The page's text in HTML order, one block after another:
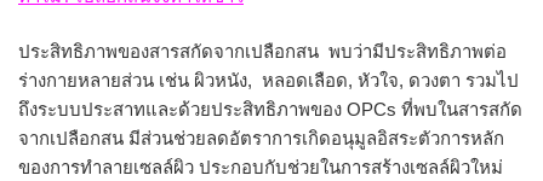
ประสิทธิภาพของสารสกัดจากเปลือกสน พบว่ามีประสิทธิภาพต่อ
ร่างกายหลายส่วน เช่น ผิวหนัง, หลอดเลือด, หัวใจ, ดวงตา รวมไป
ถึงระบบประสาทและด้วยประสิทธิภาพของ OPCs ที่พบในสารสกัด
จากเปลือกสน มีส่วนช่วยลดอัตราการเกิดอนุมูลอิสระตัวการหลัก
ของการทำลายเซลล์ผิว ประกอบกับช่วยในการสร้างเซลล์ผิวใหม่